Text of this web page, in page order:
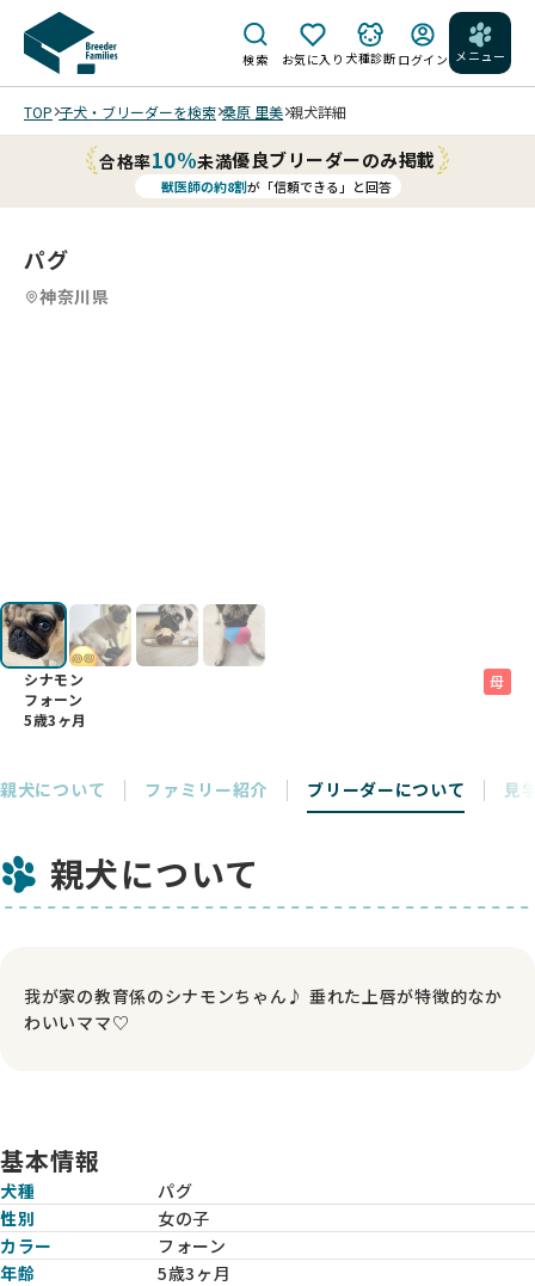
検索 お気に入り 犬種診断 ログイン メニュー
TOP 子犬・ブリーダーを検索 桑原 里美 親犬詳細
合格率10%未満優良ブリーダーのみ掲載
獣医師の約8割が「信頼できる」と回答
パグ
神奈川県
シナモン
フォーン
5歳3ヶ月
母
親犬について ファミリー紹介 ブリーダーについて 見
親犬について
我が家の教育係のシナモンちゃん♪ 垂れた上唇が特徴的なか
わいいママ♡
基本情報
犬種
パグ
性別
女の子
カラー
フォーン
年齢
5歳3ヶ月